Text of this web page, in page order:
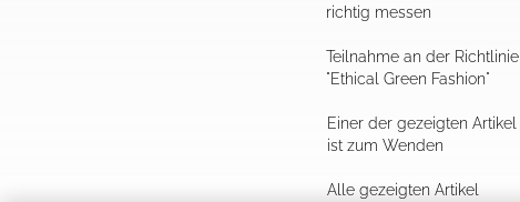
richtig messen
Teilnahme an der Richtlinie
"Ethical Green Fashion"
Einer der gezeigten Artikel
ist zum Wenden
Alle gezeigten Artikel